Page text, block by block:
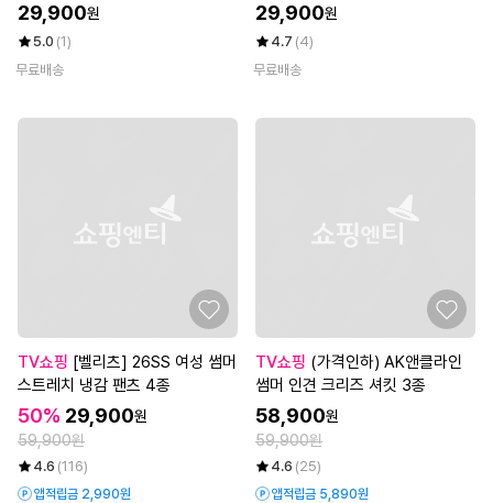
29,900원
5.0 (1)
무료배송
29,900원
4.7 (4)
무료배송
TV쇼핑
스트레치 냉감 팬츠 4종
50% 29,900원
59,900원
4.6 (116)
앱적립금 2,990원
TV쇼핑
썸머 인견 크리즈 셔킷 3종
58,900원
59,900원
4.6 (25)
앱적립금 5,890원